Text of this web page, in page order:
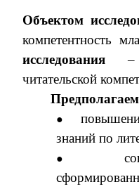
Объектом
компетентность
исследования –
читательской
знаний по